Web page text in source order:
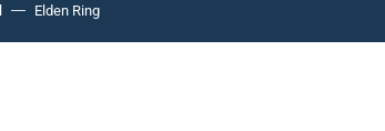
Elden Ring